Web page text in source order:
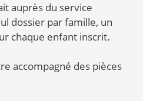
auprès du service
dossier par famille, un
chaque enfant inscrit.
accompagné des pièces